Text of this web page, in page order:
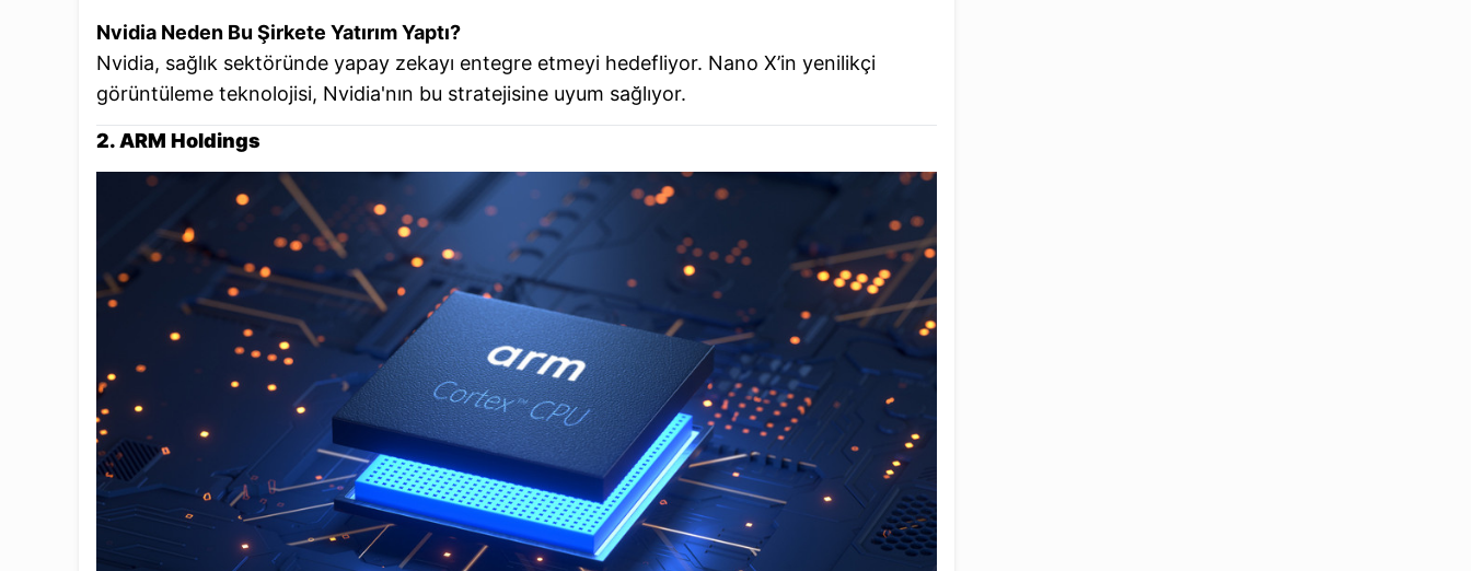
Nvidia Neden Bu Şirkete Yatırım Yaptı?
Nvidia, sağlık sektöründe yapay zekayı entegre etmeyi hedefliyor. Nano X’in yenilikçi
görüntüleme teknolojisi, Nvidia'nın bu stratejisine uyum sağlıyor.
2. ARM Holdings